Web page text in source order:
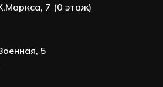
7 (0 этаж)
5